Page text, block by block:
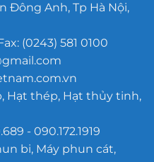
Đông Anh, Tp Hà Nội,
(0243) 581 0100
Hạt thép, Hạt thủy tinh,
- 090.172.1919
bi, Máy phun cát,